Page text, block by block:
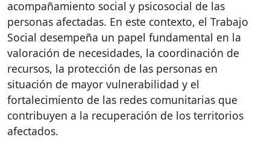
acompañamiento social y psicosocial de las
personas afectadas. En este contexto, el Trabajo
Social desempeña un papel fundamental en la
valoración de necesidades, la coordinación de
recursos, la protección de las personas en
situación de mayor vulnerabilidad y el
fortalecimiento de las redes comunitarias que
contribuyen a la recuperación de los territorios
afectados.